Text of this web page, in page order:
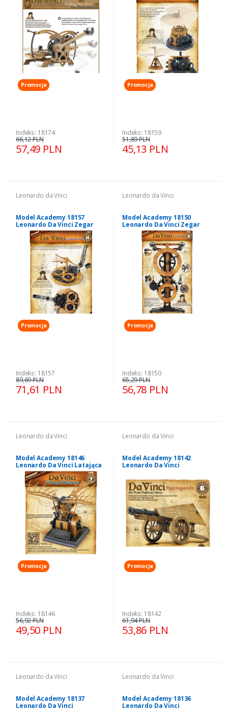
Promocja
Indeks: 18174
57,49 PLN
66,12 PLN
Promocja
Indeks: 18159
45,13 PLN
51,89 PLN
Leonardo da Vinci
Model Academy 18157
Leonardo Da Vinci Zegar
wahadłowy
Promocja
Indeks: 18157
71,61 PLN
89,69 PLN
Leonardo da Vinci
Model Academy 18150
Leonardo Da Vinci Zegar
Promocja
Indeks: 18150
56,78 PLN
65,29 PLN
Leonardo da Vinci
Model Academy 18146
Leonardo Da Vinci Latająca
maszyna
Promocja
Indeks: 18146
49,50 PLN
56,92 PLN
Leonardo da Vinci
Model Academy 18142
Leonardo Da Vinci
Promocja
Indeks: 18142
53,86 PLN
61,94 PLN
Leonardo da Vinci
Model Academy 18137
Leonardo Da Vinci
Leonardo da Vinci
Model Academy 18136
Leonardo Da Vinci